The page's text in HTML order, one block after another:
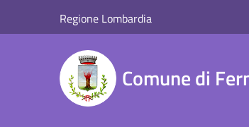
Regione Lombardia
Comune di